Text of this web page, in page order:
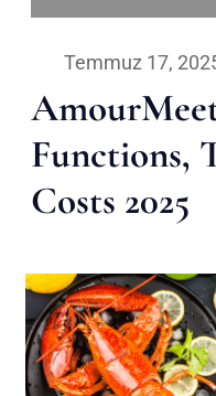
Temmuz 17,
Functions,
Costs 2025